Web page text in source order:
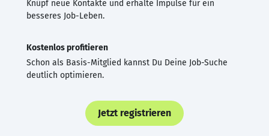
Knüpf neue Kontakte und erhalte Impulse für ein
besseres Job-Leben.
Kostenlos profitieren
Schon als Basis-Mitglied kannst Du Deine Job-Suche
deutlich optimieren.
Jetzt registrieren